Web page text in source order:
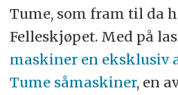
Tume, som fram til da
Felleskjøpet. Med på
maskiner en eksklusiv
Tume såmaskiner, en